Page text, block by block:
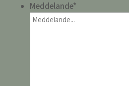
Meddelande*